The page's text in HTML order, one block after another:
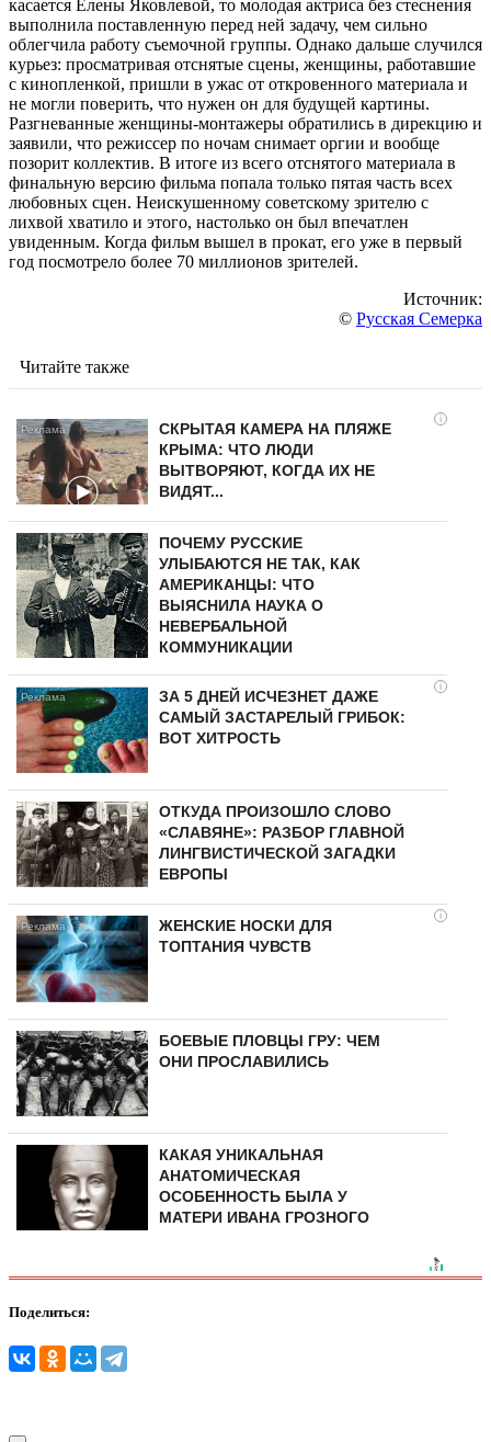
касается Елены Яковлевой, то молодая актриса без стеснения
выполнила поставленную перед ней задачу, чем сильно
облегчила работу съемочной группы. Однако дальше случился
курьез: просматривая отснятые сцены, женщины, работавшие
с кинопленкой, пришли в ужас от откровенного материала и
не могли поверить, что нужен он для будущей картины.
Разгневанные женщины-монтажеры обратились в дирекцию и
заявили, что режиссер по ночам снимает оргии и вообще
позорит коллектив. В итоге из всего отснятого материала в
финальную версию фильма попала только пятая часть всех
любовных сцен. Неискушенному советскому зрителю с
лихвой хватило и этого, настолько он был впечатлен
увиденным. Когда фильм вышел в прокат, его уже в первый
год посмотрело более 70 миллионов зрителей.
Источник:
© Русская Семерка
Читайте также
i
СКРЫТАЯ КАМЕРА НА ПЛЯЖЕ
КРЫМА: ЧТО ЛЮДИ
ВЫТВОРЯЮТ, КОГДА ИХ НЕ
ВИДЯТ...
ПОЧЕМУ РУССКИЕ
УЛЫБАЮТСЯ НЕ ТАК, КАК
АМЕРИКАНЦЫ: ЧТО
ВЫЯСНИЛА НАУКА О
НЕВЕРБАЛЬНОЙ
КОММУНИКАЦИИ
i
ЗА 5 ДНЕЙ ИСЧЕЗНЕТ ДАЖЕ
САМЫЙ ЗАСТАРЕЛЫЙ ГРИБОК:
ВОТ ХИТРОСТЬ
ОТКУДА ПРОИЗОШЛО СЛОВО
«СЛАВЯНЕ»: РАЗБОР ГЛАВНОЙ
ЛИНГВИСТИЧЕСКОЙ ЗАГАДКИ
ЕВРОПЫ
i
ЖЕНСКИЕ НОСКИ ДЛЯ
ТОПТАНИЯ ЧУВСТВ
БОЕВЫЕ ПЛОВЦЫ ГРУ: ЧЕМ
ОНИ ПРОСЛАВИЛИСЬ
КАКАЯ УНИКАЛЬНАЯ
АНАТОМИЧЕСКАЯ
ОСОБЕННОСТЬ БЫЛА У
МАТЕРИ ИВАНА ГРОЗНОГО
Поделиться: